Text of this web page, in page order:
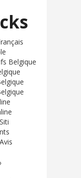
Belgique